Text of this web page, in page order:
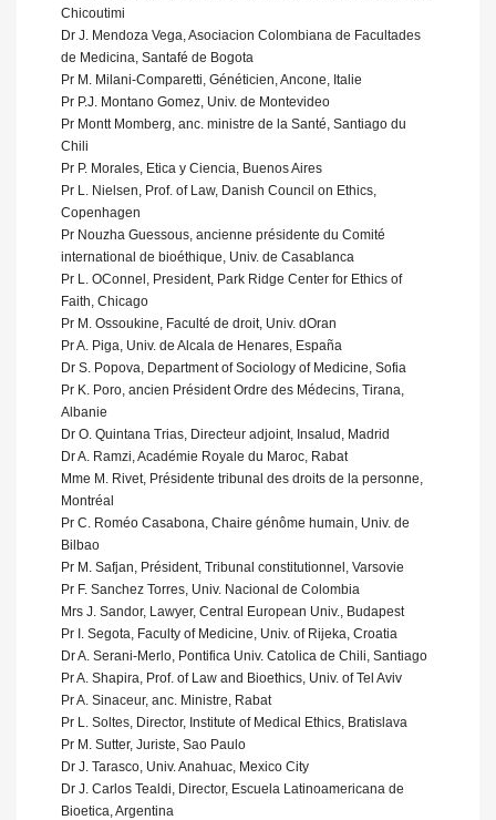
Chicoutimi
Dr J. Mendoza Vega, Asociacion Colombiana de Facultades
de Medicina, Santafé de Bogota
Pr M. Milani-Comparetti, Généticien, Ancone, Italie
Pr P.J. Montano Gomez, Univ. de Montevideo
Pr Montt Momberg, anc. ministre de la Santé, Santiago du
Chili
Pr P. Morales, Etica y Ciencia, Buenos Aires
Pr L. Nielsen, Prof. of Law, Danish Council on Ethics,
Copenhagen
Pr Nouzha Guessous, ancienne présidente du Comité
international de bioéthique, Univ. de Casablanca
Pr L. OConnel, President, Park Ridge Center for Ethics of
Faith, Chicago
Pr M. Ossoukine, Faculté de droit, Univ. dOran
Pr A. Piga, Univ. de Alcala de Henares, España
Dr S. Popova, Department of Sociology of Medicine, Sofia
Pr K. Poro, ancien Président Ordre des Médecins, Tirana,
Albanie
Dr O. Quintana Trias, Directeur adjoint, Insalud, Madrid
Dr A. Ramzi, Académie Royale du Maroc, Rabat
Mme M. Rivet, Présidente tribunal des droits de la personne,
Montréal
Pr C. Roméo Casabona, Chaire génôme humain, Univ. de
Bilbao
Pr M. Safjan, Président, Tribunal constitutionnel, Varsovie
Pr F. Sanchez Torres, Univ. Nacional de Colombia
Mrs J. Sandor, Lawyer, Central European Univ., Budapest
Pr I. Segota, Faculty of Medicine, Univ. of Rijeka, Croatia
Dr A. Serani-Merlo, Pontifica Univ. Catolica de Chili, Santiago
Pr A. Shapira, Prof. of Law and Bioethics, Univ. of Tel Aviv
Pr A. Sinaceur, anc. Ministre, Rabat
Pr L. Soltes, Director, Institute of Medical Ethics, Bratislava
Pr M. Sutter, Juriste, Sao Paulo
Dr J. Tarasco, Univ. Anahuac, Mexico City
Dr J. Carlos Tealdi, Director, Escuela Latinoamericana de
Bioetica, Argentina